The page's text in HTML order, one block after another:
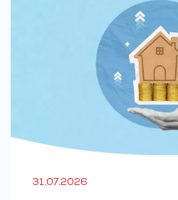
31.07.2026